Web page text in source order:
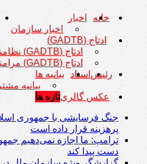
خانه
اخبار
اخبار سازمان
ادتاج (GADTB)
ادتاج (GADTB) نظامنامه
ادتاج (GADTB) مرامنامه
رئیس اسناد
بیانیه ها
بیانیه
عکس گالریتازه ها
جنگ فرسایشی با جمهوری
پرهزینه قرار داده است
ترامپ: ما اجازه نمی‌دهیم
دست پیدا کند